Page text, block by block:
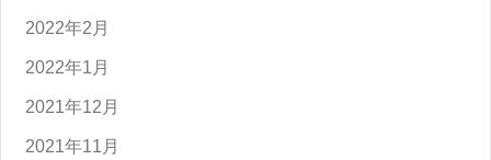
2022年2月
2022年1月
2021年12月
2021年11月